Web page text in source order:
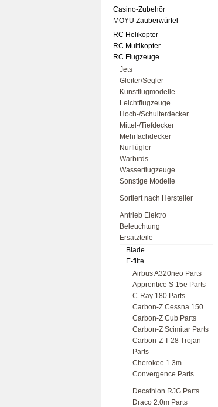
Casino-Zubehör
MOYU Zauberwürfel
RC Helikopter
RC Multikopter
RC Flugzeuge
Jets
Gleiter/Segler
Kunstflugmodelle
Leichtflugzeuge
Hoch-/Schulterdecker
Mittel-/Tiefdecker
Mehrfachdecker
Nurflügler
Warbirds
Wasserflugzeuge
Sonstige Modelle
Sortiert nach Hersteller
Antrieb Elektro
Beleuchtung
Ersatzteile
Blade
E-flite
Airbus A320neo Parts
Apprentice S 15e Parts
C-Ray 180 Parts
Carbon-Z Cessna 150
Carbon-Z Cub Parts
Carbon-Z Scimitar Parts
Carbon-Z T-28 Trojan
Parts
Cherokee 1.3m
Convergence Parts
Decathlon RJG Parts
Draco 2.0m Parts